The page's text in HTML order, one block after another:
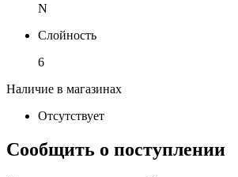
N
Слойность
6
Наличие в магазинах
Отсутствует
Сообщить о поступлении